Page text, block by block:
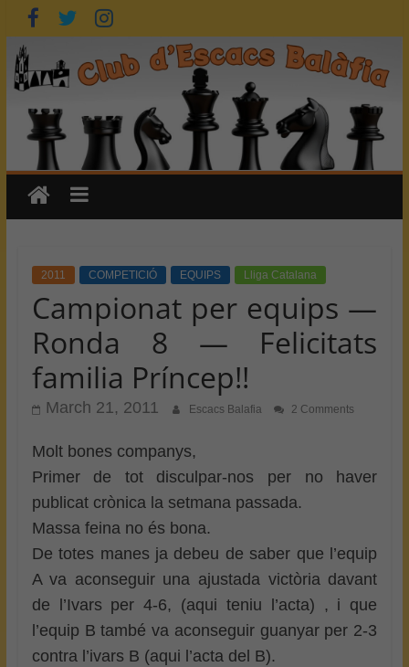
Skip
to
content
2011 COMPETICIÓ EQUIPS Lliga Catalana
Campionat per equips —
Ronda 8 — Felicitats
familia Príncep!!
March 21, 2011 Escacs Balafia 2 Comments
Molt bones companys,
Primer de tot disculpar-nos per no haver
publicat crònica la setmana passada.
Massa feina no és bona.
De totes manes ja debeu de saber que l’equip
A va aconseguir una ajustada victòria davant
de l’Ivars per 4-6, (aqui teniu l’acta) , i que
l’equip B també va aconseguir guanyar per 2-3
contra l’ivars B (aqui l’acta del B).